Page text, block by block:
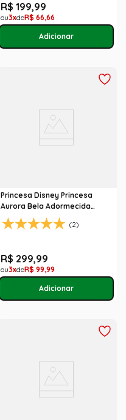
R$ 199,99
3 R$ 66,66
Princesa Disney Princesa
Aurora Bela Adormecida
Original
(2)
R$ 299,99
3 R$ 99,99